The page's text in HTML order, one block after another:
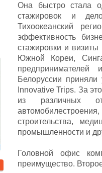
Она быстро стала
стажировок и
Тихоокеанский
эффективность
стажировки и
Южной Кореи,
Белоруссии приняли
Innovative Trips. За
из различных
строительства,
промышленности и
Головной офис
преимущество.